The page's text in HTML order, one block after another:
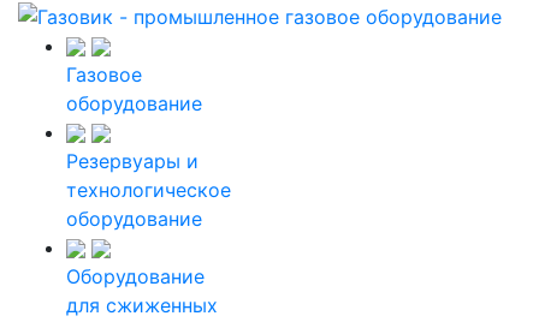
Газовое
оборудование
Резервуары и
технологическое
оборудование
Оборудование
для сжиженных